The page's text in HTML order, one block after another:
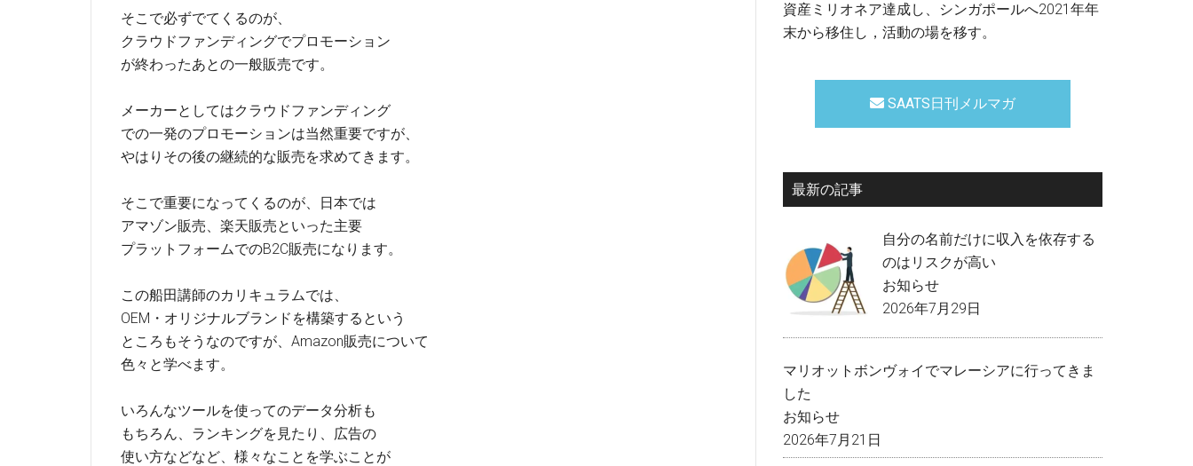
そこで必ずでてくるのが、
クラウドファンディングでプロモーション
が終わったあとの一般販売です。
メーカーとしてはクラウドファンディング
での一発のプロモーションは当然重要ですが、
やはりその後の継続的な販売を求めてきます。
そこで重要になってくるのが、日本では
アマゾン販売、楽天販売といった主要
プラットフォームでのB2C販売になります。
この船田講師のカリキュラムでは、
OEM・オリジナルブランドを構築するという
ところもそうなのですが、Amazon販売について
色々と学べます。
いろんなツールを使ってのデータ分析も
もちろん、ランキングを見たり、広告の
使い方などなど、様々なことを学ぶことが
資産ミリオネア達成し、シンガポールへ2021年年
末から移住し，活動の場を移す。
SAATS日刊メルマガ
最新の記事
自分の名前だけに収入を依存する
のはリスクが高い
お知らせ
2026年7月29日
マリオットボンヴォイでマレーシアに行ってきま
した
お知らせ
2026年7月21日